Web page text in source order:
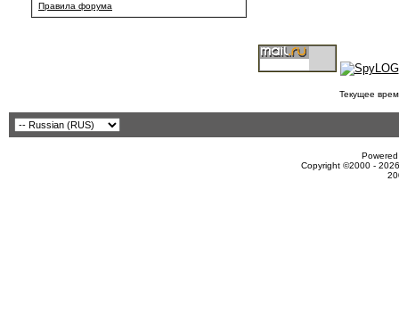
Правила форума
Текущее
Copyright ©2000 -